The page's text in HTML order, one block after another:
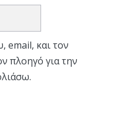
email, και τον
πλοηγό για την